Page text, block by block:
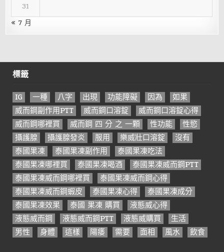
31
« 7 月
標籤
IG 一種 八字 出現 功能障礙 因為
如果
威而鋼副作用PTT
威而鋼口溶錠
威而鋼口溶錠心得
威而鋼哪裡買
威而鋼 四 分 之 一顆 性功能
性慾
攝護腺
攝護腺發炎 服用 樂威壯口溶錠
沒有
泰國果凍
泰國果凍副作用
泰國果凍吃法
泰國果凍哪裡買
泰國果凍喝酒
泰國果凍威而鋼PTT
泰國果凍威而鋼哪裡買
泰國果凍威而鋼心得
泰國果凍威而鋼蝦皮
泰國果凍心得
泰國果凍成分
泰國果凍效果
泰國 果凍 購買
液態威心得
液態威而鋼
液態威而鋼PTT 液態威購買
生活
男性
身體 這樣 陽痿 需要 面相 風水 飲食